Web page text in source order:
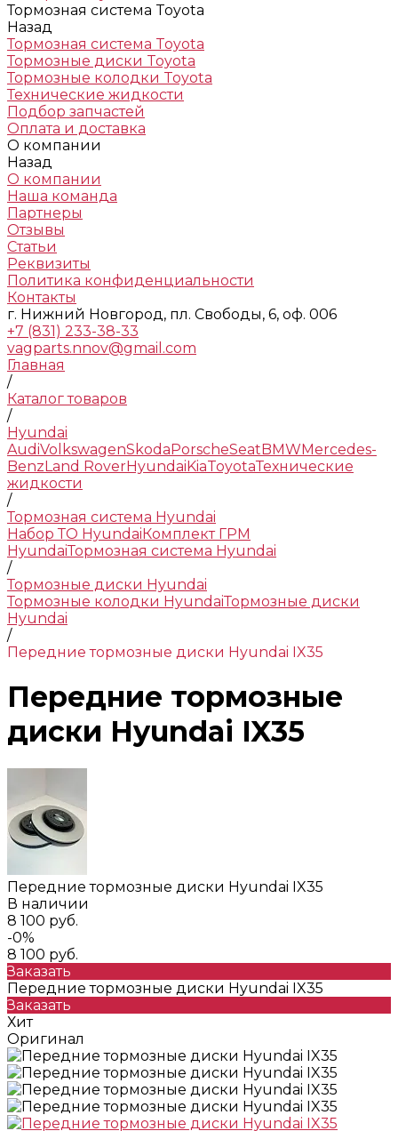
Тормозная система Toyota
Назад
Тормозная система Toyota
Тормозные диски Toyota
Тормозные колодки Toyota
Технические жидкости
Подбор запчастей
Оплата и доставка
О компании
Назад
О компании
Наша команда
Партнеры
Отзывы
Статьи
Реквизиты
Политика конфиденциальности
Контакты
г. Нижний Новгород, пл. Свободы, 6, оф. 006
+7 (831) 233-38-33
vagparts.nnov@gmail.com
Главная
/
Каталог товаров
/
Hyundai
AudiVolkswagenSkodaPorscheSeatBMWMercedes-
BenzLand RoverHyundaiKiaToyotaТехнические
жидкости
/
Тормозная система Hyundai
Набор ТО HyundaiКомплект ГРМ
HyundaiТормозная система Hyundai
/
Тормозные диски Hyundai
Тормозные колодки HyundaiТормозные диски
Hyundai
/
Передние тормозные диски Hyundai IX35
Передние тормозные
диски Hyundai IX35
Передние тормозные диски Hyundai IX35
В наличии
8 100 руб.
-0%
8 100 руб.
Заказать
Передние тормозные диски Hyundai IX35
Заказать
Хит
Оригинал